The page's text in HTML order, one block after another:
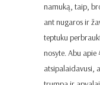
namuką, taip,
ant nugaros ir
teptuku
nosyte. Abu
atsipalaidavusi,